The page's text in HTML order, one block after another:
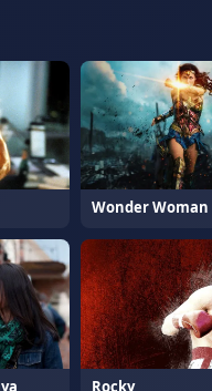
Wonder Woman
Rocky